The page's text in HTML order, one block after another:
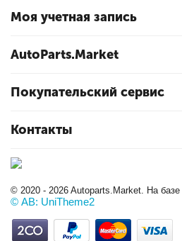
Моя учетная запись
AutoParts.Market
Покупательский сервис
Контакты
© 2020 - 2026 Autoparts.Market. На базе
© AB: UniTheme2